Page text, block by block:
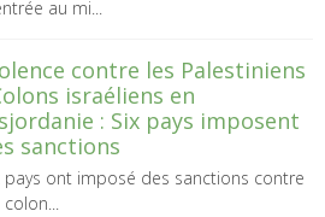
au mi...
contre les Palestiniens
israéliens en
: Six pays imposent
sanctions
pays ont imposé des sanctions contre
colon...